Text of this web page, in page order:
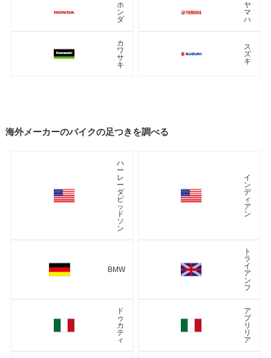
ホ
ン
ダ
ヤ
マ
ハ
カ
ワ
サ
キ
ス
ズ
キ
海外メーカーのバイクの足つきを調べる
ハ
ー
レ
ー
ダ
ビ
ッ
ド
ソ
ン
イ
ン
デ
ィ
ア
ン
BMW
ト
ラ
イ
ア
ン
フ
ド
ゥ
カ
テ
ィ
ア
プ
リ
リ
ア